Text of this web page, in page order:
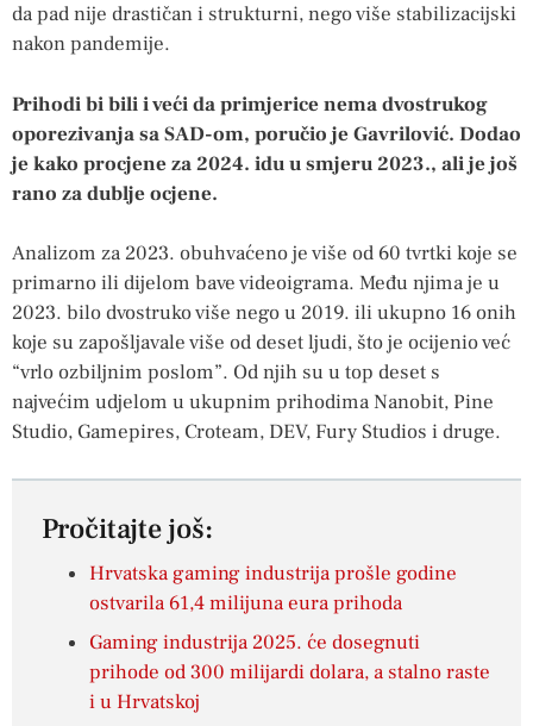
da pad nije drastičan i strukturni, nego više stabilizacijski
nakon pandemije.
Prihodi bi bili i veći da primjerice nema dvostrukog
oporezivanja sa SAD-om, poručio je Gavrilović. Dodao
je kako procjene za 2024. idu u smjeru 2023., ali je još
rano za dublje ocjene.
Analizom za 2023. obuhvaćeno je više od 60 tvrtki koje se
primarno ili dijelom bave videoigrama. Među njima je u
2023. bilo dvostruko više nego u 2019. ili ukupno 16 onih
koje su zapošljavale više od deset ljudi, što je ocijenio već
“vrlo ozbiljnim poslom”. Od njih su u top deset s
najvećim udjelom u ukupnim prihodima Nanobit, Pine
Studio, Gamepires, Croteam, DEV, Fury Studios i druge.
Pročitajte još:
Hrvatska gaming industrija prošle godine
ostvarila 61,4 milijuna eura prihoda
Gaming industrija 2025. će dosegnuti
prihode od 300 milijardi dolara, a stalno raste
i u Hrvatskoj